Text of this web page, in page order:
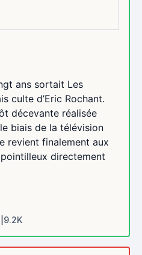
ans sortait Les
culte d’Eric Rochant.
décevante réalisée
biais de la télévision
revient finalement aux
pointilleux directement
9.2K